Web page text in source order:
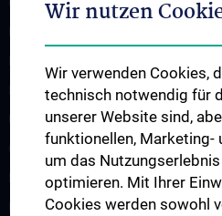
Organigramm
Flagship Projekte
Unsere Partnerinstitutionen
CCII-Jahresberichte
Events
Wir nutzen
Wir verwenden Cookies,
technisch notwendig für
unserer Website sind,
funktionellen, Marketing-
um das
optimieren. Mit Ihrer
Cookies werden sowohl